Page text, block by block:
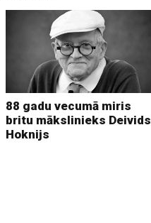
88 gadu vecumā miris
britu mākslinieks Deivids
Hoknijs